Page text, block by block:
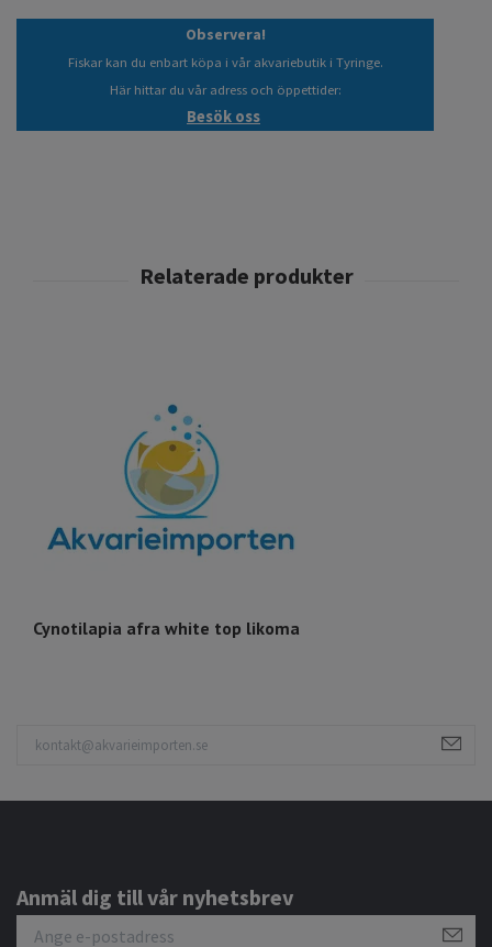
Observera!
Fiskar kan du enbart köpa i vår akvariebutik i Tyringe.
Här hittar du vår adress och öppettider:
Besök oss
Cynotilapia afra white top likoma
Anmäl dig till vår nyhetsbrev